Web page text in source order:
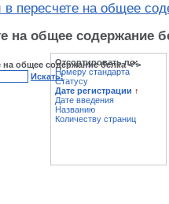
в пересчете на общее
на общее содержание
на общее содержание белка <*>
Искать!
Отсортировать по:
Номеру стандарта
Статусу
Дате регистрации ↑
Дате введения
Названию
Количеству страниц